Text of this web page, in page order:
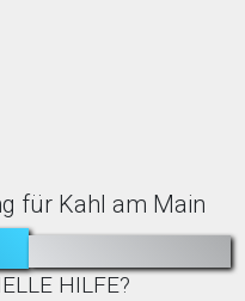
für Kahl am Main
HILFE?